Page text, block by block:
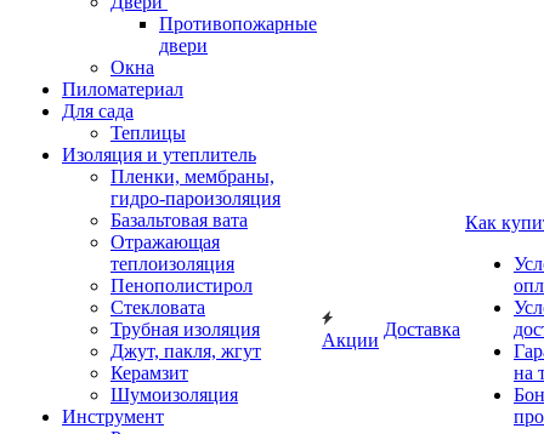
Противопожарные
двери
Окна
Пиломатериал
Для сада
Теплицы
Изоляция и утеплитель
Пленки, мембраны,
гидро-пароизоляция
Базальтовая вата
Отражающая
теплоизоляция
Пенополистирол
Стекловата
Трубная изоляция
Джут, пакля, жгут
Керамзит
Шумоизоляция
Инструмент
Акции
Доставка
Как
на